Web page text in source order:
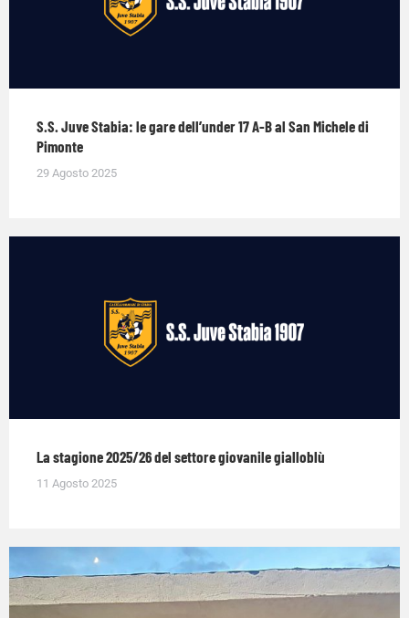
S.S. Juve Stabia: le gare dell’under 17 A-B al San Michele di
Pimonte
29 Agosto 2025
La stagione 2025/26 del settore giovanile gialloblù
11 Agosto 2025